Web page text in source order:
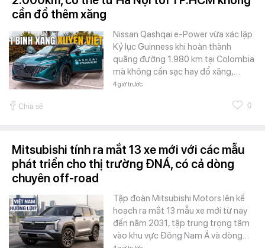
cần đổ thêm xăng
Nissan Qashqai e-Power vừa xác lập
Kỷ lục Guinness khi hoàn thành
quãng đường 1.980 km tại Colombia
mà không cần sạc hay đổ xăng,…
4 giờ trước
Chia sẻ 0
Mitsubishi tính ra mắt 13 xe mới với các mẫu
phát triển cho thị trường ĐNÁ, có cả dòng
chuyên off-road
Tập đoàn Mitsubishi Motors lên kế
hoạch ra mắt 13 mẫu xe mới từ nay
đến năm 2031, tập trung trọng tâm
vào khu vực Đông Nam Á và dòng…